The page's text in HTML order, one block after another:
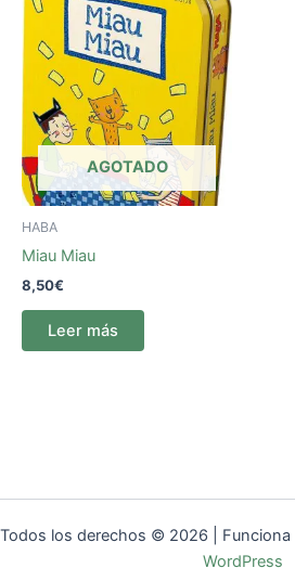
AGOTADO
HABA
Miau Miau
8,50€
Leer más
Todos los derechos © 2026 | Funciona
WordPress